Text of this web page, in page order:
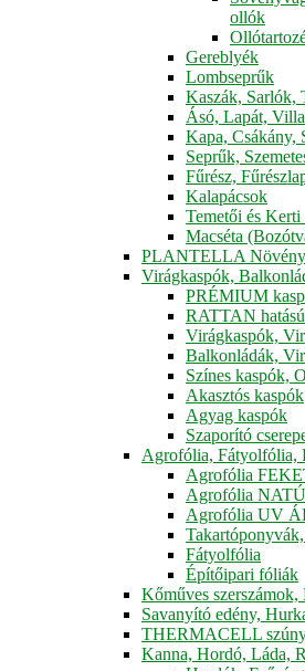
ollók
Gereblyék
Lombseprűk
Kaszák, Sarlók,
Ásó, Lapát, Villa
Kapa, Csákány,
Seprűk,
Fűrész,
Kalapácsok
Temetői és Kerti
Macséta
PLANTELLA
Virágkaspók,
PRÉMIUM
RATTAN
Virágkaspók,
Balkonládák,
Színes kaspók,
Akasztós kaspók
Agyag kaspók
Szaporító
Agrofólia, Fátyolfólia,
Agrofólia
Agrofólia
Agrofólia UV
Fátyolfólia
Építőipari fóliák
Kőműves szerszámok,
Savanyító edény,
THERMACELL
Kanna, Hordó, Láda,